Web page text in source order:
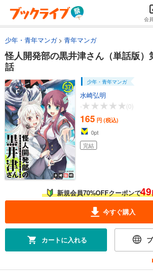
会
少年・青年マンガ 青年マンガ
怪人開発部の黒井津さん（単話版）
話
少年・青年マンガ
水崎弘明
-
(0)
165 円 (税込)
0pt
完結
新規会員70%OFFクーポンで49
今すぐ購入
カートに入れる
怪人開発部の黒井津さん（単話版
165円 (税込)
完結
あらすじを表示する
165円 (税込)
完結
あらすじを表示する
怪人開発部の黒井津さん（単話版
165円 (税込)
完結
あらすじを表示する
怪人開発部の黒井津さん（単話版
165円 (税込)
完結
あらすじを表示する